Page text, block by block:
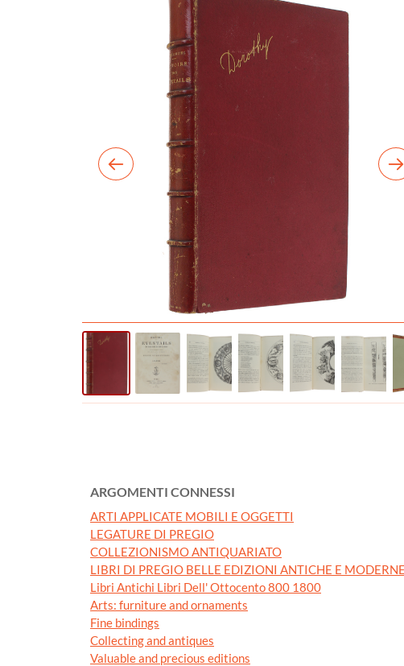
ARGOMENTI CONNESSI
ARTI APPLICATE MOBILI E OGGETTI
LEGATURE DI PREGIO
COLLEZIONISMO ANTIQUARIATO
LIBRI DI PREGIO BELLE EDIZIONI ANTICHE E MODERNE
Libri Antichi Libri Dell' Ottocento 800 1800
Arts: furniture and ornaments
Fine bindings
Collecting and antiques
Valuable and precious editions